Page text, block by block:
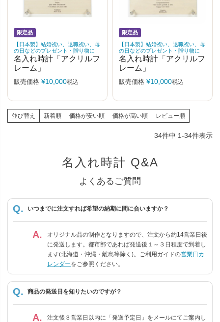
限定品
【日本製】結婚祝い、退職祝い、母
の日などのプレゼント・贈り物に
名入れ時計「アクリルフ
レーム」
販売価格 ¥10,000税込
限定品
【日本製】結婚祝い、退職祝い、母
の日などのプレゼント・贈り物に
名入れ時計「アクリルフ
レーム」
販売価格 ¥10,000税込
並び替え 新着順 価格が安い順 価格が高い順 レビュー順
34件中 1-34件表示
名入れ時計 Q&A
よくあるご質問
いつまでに注文すれば希望の納期に間に合いますか？
オリジナル品の制作となりますので、注文から約14営業日後
に発送します。都市部であれば発送後１～３日程度で到着し
ます(北海道・沖縄・離島等除く)。ご利用ガイドの営業日カ
レンダーをご参照ください。
商品の発送日を知りたいのですが？
注文後３営業日以内に「発送予定日」をメールにてご案内し